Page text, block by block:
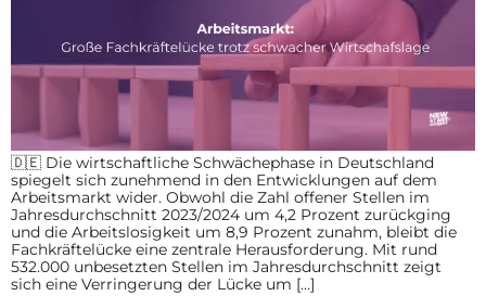
🇩🇪 Die wirtschaftliche Schwächephase in Deutschland
spiegelt sich zunehmend in den Entwicklungen auf dem
Arbeitsmarkt wider. Obwohl die Zahl offener Stellen im
Jahresdurchschnitt 2023/2024 um 4,2 Prozent zurückging
und die Arbeitslosigkeit um 8,9 Prozent zunahm, bleibt die
Fachkräftelücke eine zentrale Herausforderung. Mit rund
532.000 unbesetzten Stellen im Jahresdurchschnitt zeigt
sich eine Verringerung der Lücke um […]